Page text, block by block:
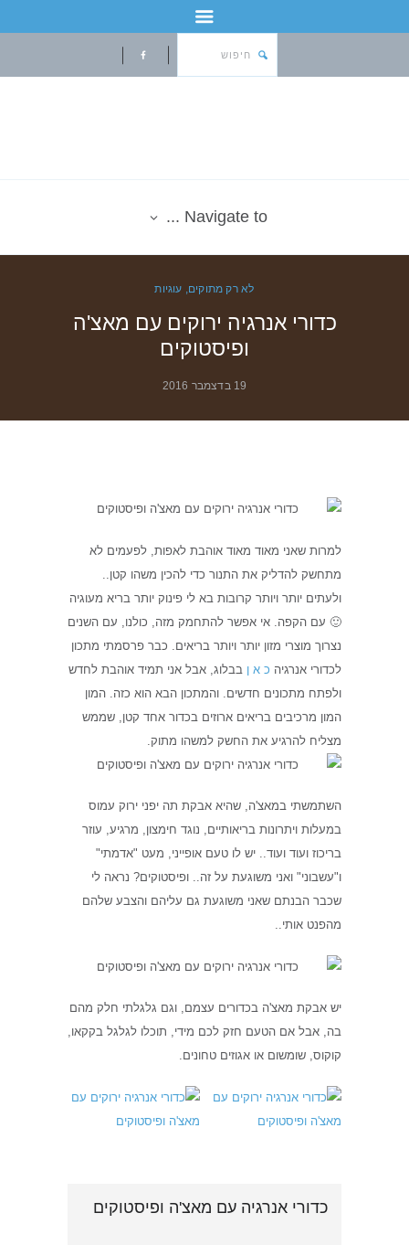
Navigate to ...
לא רק מתוקים עוגיות
כדורי אנרגיה ירוקים עם מאצ'ה
ופיסטוקים
19 בדצמבר 2016
למרות שאני מאוד מאוד אוהבת לאפות, לפעמים לא
מתחשק להדליק את התנור כדי להכין משהו קטן..
ולעתים יותר ויותר קרובות בא לי פינוק יותר בריא מעוגיה
🙂 עם הקפה. אי אפשר להתחמק מזה, כולנו, עם השנים
נצרוך מוצרי מזון יותר ויותר בריאים. כבר פרסמתי מתכון
לכדורי אנרגיה כ א ן בבלוג, אבל אני תמיד אוהבת לחדש
ולפתח מתכונים חדשים. והמתכון הבא הוא כזה. המון
המון מרכיבים בריאים ארוזים בכדור אחד קטן, שממש
מצליח להרגיע את החשק למשהו מתוק.
השתמשתי במאצ'ה, שהיא אבקת תה יפני ירוק עמוס
במעלות ויתרונות בריאותיים, נוגד חימצון, מרגיע, עוזר
בריכוז ועוד ועוד.. יש לו טעם אופייני, מעט "אדמתי"
ו"עשבוני" ואני משוגעת על זה.. ופיסטוקים? נראה לי
שכבר הבנתם שאני משוגעת גם עליהם והצבע שלהם
מהפנט אותי..
יש אבקת מאצ'ה בכדורים עצמם, וגם גלגלתי חלק מהם
בה, אבל אם הטעם חזק לכם מידי, תוכלו לגלגל בקקאו,
קוקוס, שומשום או אגוזים טחונים.
כדורי אנרגיה עם מאצ'ה ופיסטוקים